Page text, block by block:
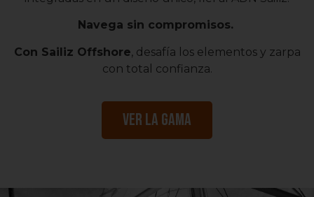
Navega sin compromisos.
Con Sailiz Offshore, desafía los elementos y zarpa
con total confianza.
Ver la gama